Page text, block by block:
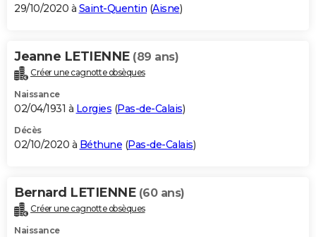
29/10/2020 à Saint-Quentin (Aisne)
Jeanne LETIENNE (89 ans)
Créer une cagnotte obsèques
Naissance
02/04/1931 à Lorgies (Pas-de-Calais)
Décès
02/10/2020 à Béthune (Pas-de-Calais)
Bernard LETIENNE (60 ans)
Créer une cagnotte obsèques
Naissance